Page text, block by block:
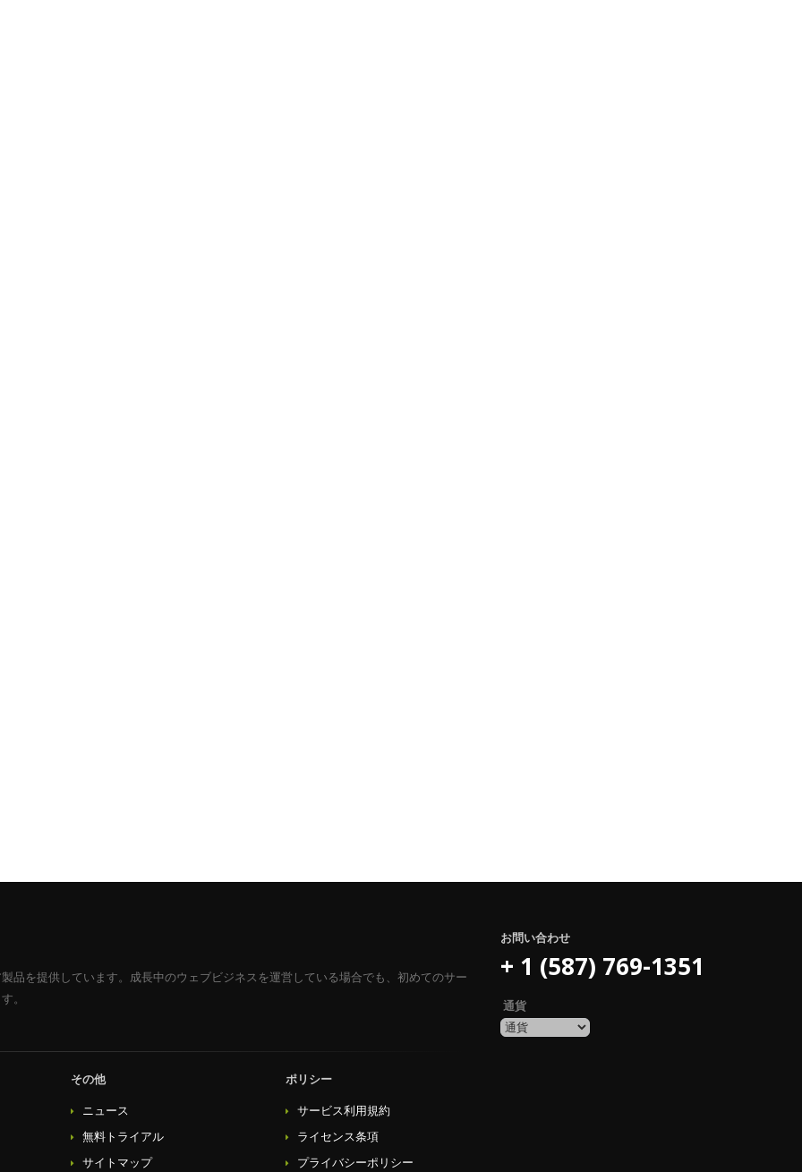
品を提供しています。成長中のウェブビジネスを運営している場合でも、初めてのサー
。
その他
ニュース
無料トライアル
サイトマップ
ポリシー
サービス利用規約
ライセンス条項
プライバシーポリシー
お問い合わせ
+ 1 (587) 769-1351
通貨